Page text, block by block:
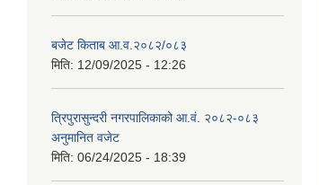
बजेट किताब आ.व.२०८२/०८३
मिति: 12/09/2025 - 12:26
त्रिपुरासुन्दरी नगरपालिकाको आ.वं. २०८२-०८३
अनुमानित वजेट
मिति: 06/24/2025 - 18:39